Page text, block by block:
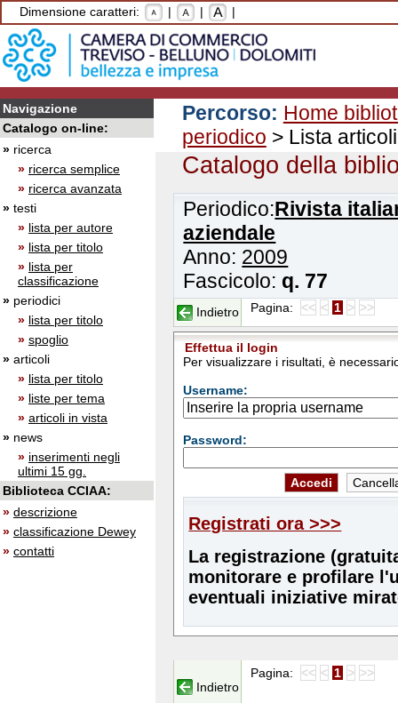
Dimensione caratteri: | | |
Percorso: Home
periodico > Lista articoli
Catalogo della
Periodico:Rivista
aziendale
Anno: 2009
Fascicolo: q. 77
Indietro Pagina: << < 1 > >>
Effettua il login
Per visualizzare i risultati, è
Username:
Password:
Registrati ora >>>
La registrazione
monitorare e profilare
eventuali iniziative
Indietro
Pagina: << < 1 > >>
Navigazione
Catalogo on-line:
» ricerca
» ricerca semplice
» ricerca avanzata
» testi
» lista per autore
» lista per titolo
» lista per
classificazione
» periodici
» lista per titolo
» spoglio
» articoli
» lista per titolo
» liste per tema
» articoli in vista
» news
» inserimenti negli
ultimi 15 gg.
Biblioteca CCIAA:
» descrizione
» classificazione Dewey
» contatti